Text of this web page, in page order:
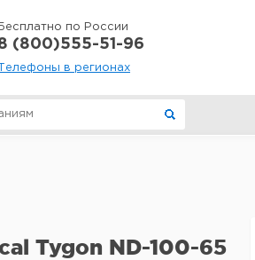
Бесплатно по России
(800)555-51-96
Телефоны в регионах
Tygon ND-100-65